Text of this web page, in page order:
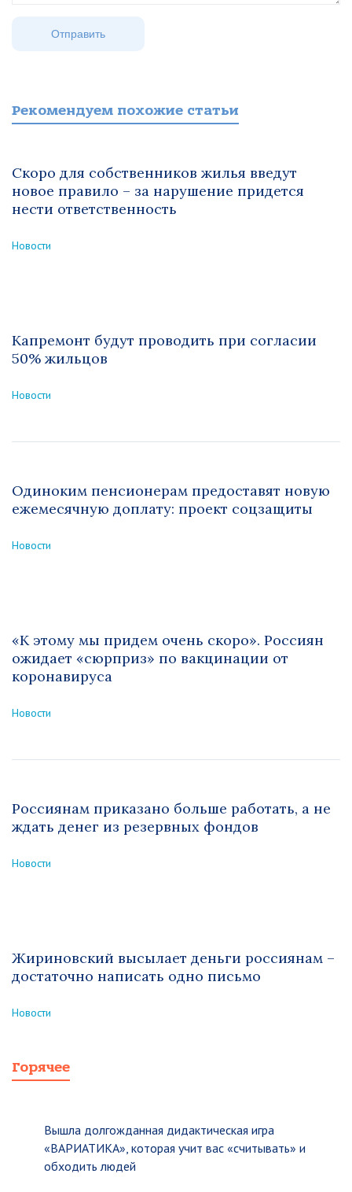
Рекомендуем похожие статьи
Скоро для собственников жилья введут
новое правило – за нарушение придется
нести ответственность
Новости
Капремонт будут проводить при согласии
50% жильцов
Новости
Одиноким пенсионерам предоставят новую
ежемесячную доплату: проект соцзащиты
Новости
«К этому мы придем очень скоро». Россиян
ожидает «сюрприз» по вакцинации от
коронавируса
Новости
Россиянам приказано больше работать, а не
ждать денег из резервных фондов
Новости
Жириновский высылает деньги россиянам –
достаточно написать одно письмо
Новости
Горячее
Вышла долгожданная дидактическая игра
«ВАРИАТИКА», которая учит вас «считывать» и
обходить людей